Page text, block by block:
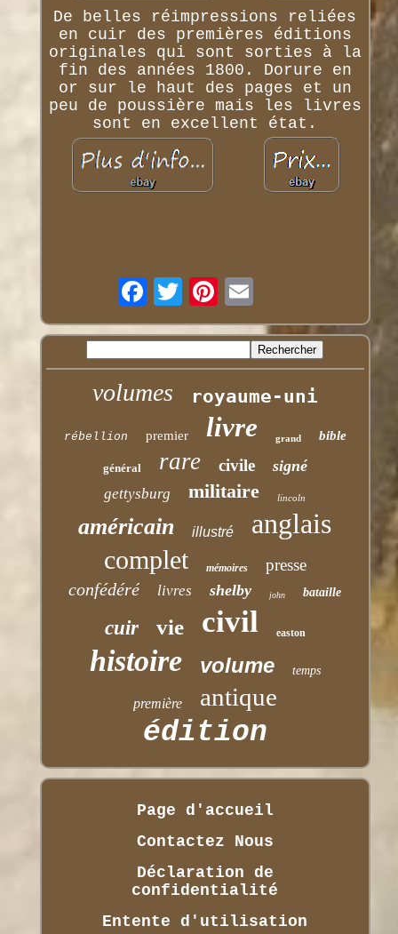
De belles réimpressions reliées
en cuir des premières éditions
originales qui sont sorties à la
fin des années 1800. Dorure en
or sur le haut des pages et un
peu de poussière mais les livres
sont en excellent état.
volumes royaume-uni
rébellion premier livre grand bible
général rare civile signé
gettysburg militaire lincoln
américain illustré anglais
complet mémoires presse
confédéré livres shelby john bataille
cuir vie civil easton
histoire volume temps
première antique
édition
Page d'accueil
Contactez Nous
Déclaration de
confidentialité
Entente d'utilisation